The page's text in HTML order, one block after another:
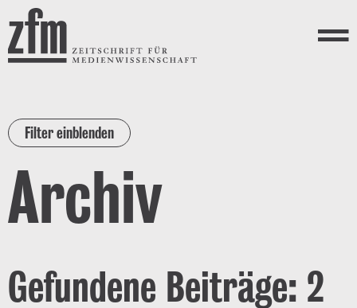
Direkt zum Inhalt
ZEITSCHRIFT FÜR
MEDIENWISSENSCHAFT
Menü
Filter einblenden
Archiv
Gefundene Beiträge: 2